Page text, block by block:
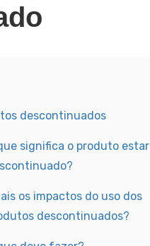
descontinuados
significa o produto estar
os impactos do uso dos
descontinuados?